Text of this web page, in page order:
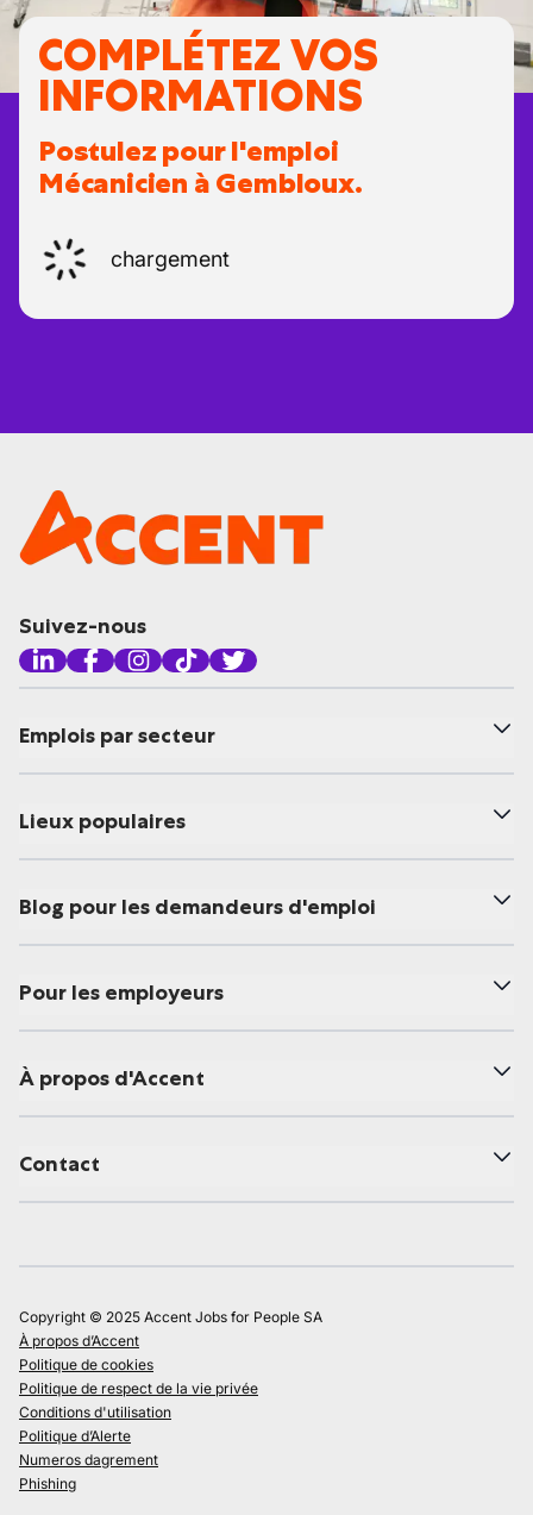
COMPLÉTEZ VOS
INFORMATIONS
Postulez pour l'emploi
Mécanicien à Gembloux.
chargement
Suivez-nous
Emplois par secteur
Lieux populaires
Blog pour les demandeurs d'emploi
Pour les employeurs
À propos d'Accent
Contact
Copyright © 2025 Accent Jobs for People SA
À propos d’Accent
Politique de cookies
Politique de respect de la vie privée
Conditions d'utilisation
Politique d’Alerte
Numeros dagrement
Phishing